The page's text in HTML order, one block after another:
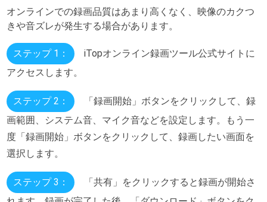
オンラインでの録画品質はあまり高くなく、映像のカクつ
きや音ズレが発生する場合があります。
ステップ 1：
iTopオンライン録画ツール公式サイトに
アクセスします。
ステップ 2：
「録画開始」ボタンをクリックして、録
画範囲、システム音、マイク音などを設定します。もう一
度「録画開始」ボタンをクリックして、録画したい画面を
選択します。
ステップ 3：
「共有」をクリックすると録画が開始さ